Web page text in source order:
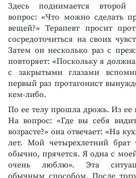
Здесь поднимается второй
вопрос: «Что можно сделать
вещей?» Терапевт просит
сосредоточиться на своих
Затем он несколько раз с
повторяет: «Поскольку я
с закрытыми глазами
первый раз протагонист
кем-либо.
По ее телу прошла дрожь. Из ее
На вопрос: «Где вы себя
возрасте?» она отвечает: «На
лет. Мой четырехлетний
обычно, прячется. Я одна с
очень люблю». Эта
обычным способом. После